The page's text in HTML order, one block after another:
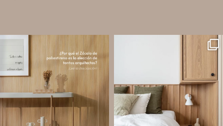
Los Zócalos de poliestireno ganaron
protagonismo en la arquitectura porque
combinan estética, practicidad y
desempeño en un solo producto.
...
tradicional? ¡Los Revestimientos de
pared Santa Luzia pueden ser la
Líneas como Waves, Gizé y...
1 0